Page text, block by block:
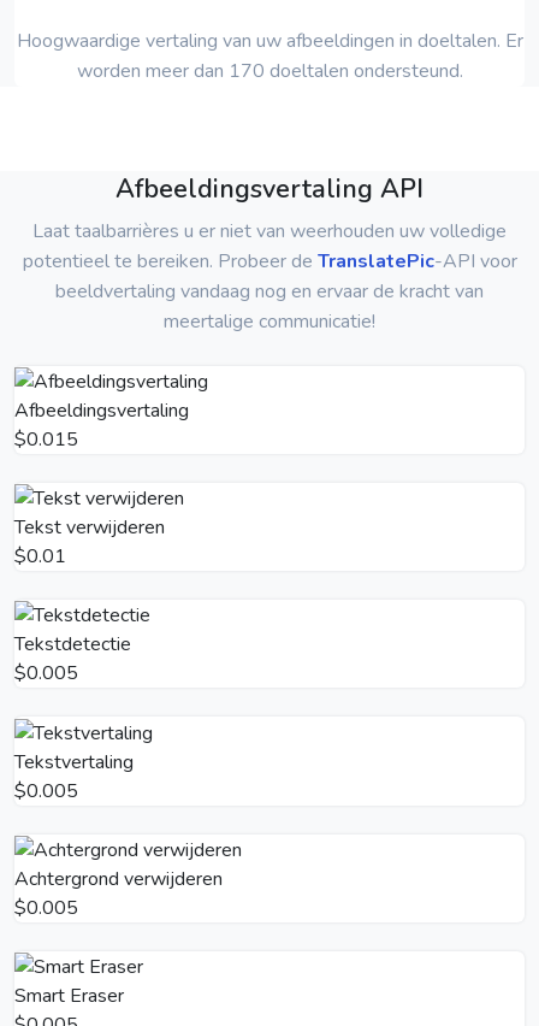
Hoogwaardige vertaling van uw afbeeldingen in doeltalen. Er
worden meer dan 170 doeltalen ondersteund.
Afbeeldingsvertaling API
Laat taalbarrières u er niet van weerhouden uw volledige
potentieel te bereiken. Probeer de TranslatePic-API voor
beeldvertaling vandaag nog en ervaar de kracht van
meertalige communicatie!
Afbeeldingsvertaling
$0.015
Tekst verwijderen
$0.01
Tekstdetectie
$0.005
Tekstvertaling
$0.005
Achtergrond verwijderen
$0.005
Smart Eraser